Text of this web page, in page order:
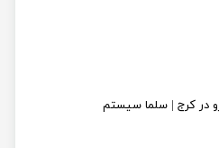
در کرج | سلما سیستم